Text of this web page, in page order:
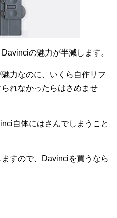
の魅力が半減します。
力なのに、いくら自作リフ
れなかったらはさめませ
自体にはさんでしまうこと
すので、Davinciを買うなら